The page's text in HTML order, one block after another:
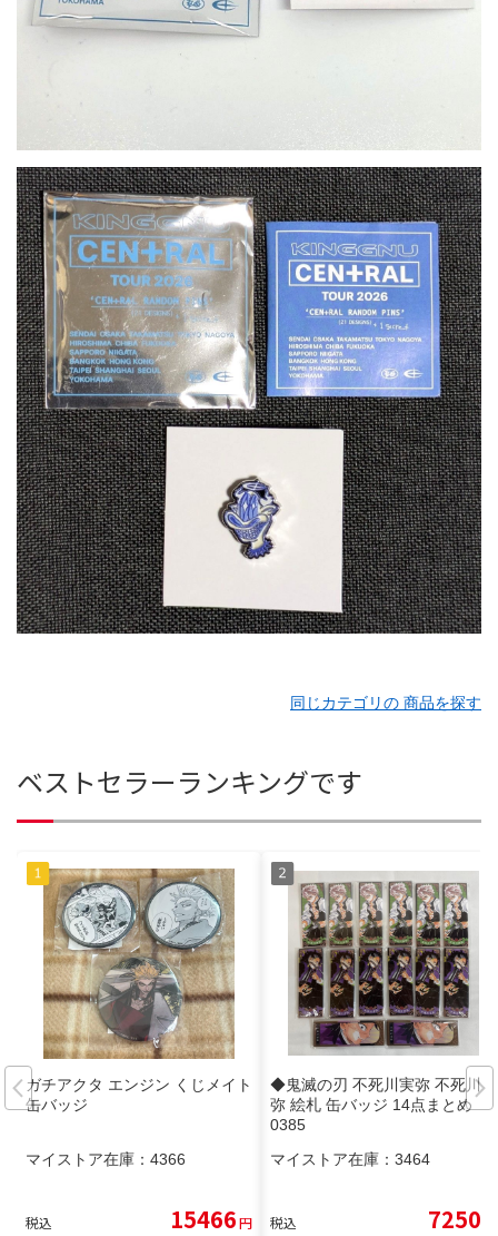
同じカテゴリの 商品を探す
ベストセラーランキングです
ガチアクタ エンジン くじメイト
缶バッジ
マイストア在庫： 4366
税込 15466円
◆鬼滅の刃 不死川実弥 不死川玄
弥 絵札 缶バッジ 14点まとめ 1
0385
マイストア在庫： 3464
税込 7250